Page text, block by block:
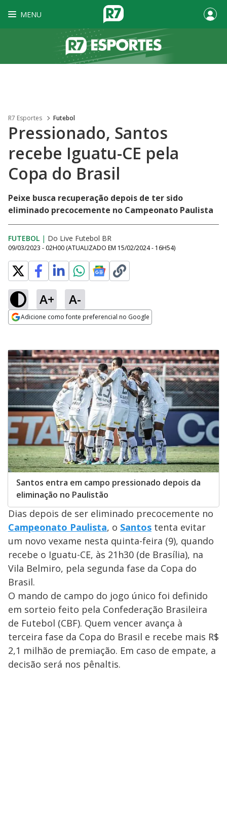
MENU
R7 Esportes Futebol
Pressionado, Santos
recebe Iguatu-CE pela
Copa do Brasil
Peixe busca recuperação depois de ter sido
eliminado precocemente no Campeonato Paulista
FUTEBOL | Do Live Futebol BR
09/03/2023 - 02H00 (ATUALIZADO EM 15/02/2024 - 16H54)
A+ A-
Adicione como fonte preferencial no Google
Santos entra em campo pressionado depois da
eliminação no Paulistão
Dias depois de ser eliminado precocemente no
Campeonato Paulista, o Santos tenta evitar
um novo vexame nesta quinta-feira (9), quando
recebe o Iguatu-CE, às 21h30 (de Brasília), na
Vila Belmiro, pela segunda fase da Copa do
Brasil.
O mando de campo do jogo único foi definido
em sorteio feito pela Confederação Brasileira
de Futebol (CBF). Quem vencer avança à
terceira fase da Copa do Brasil e recebe mais R$
2,1 milhão de premiação. Em caso de empate, a
decisão será nos pênaltis.